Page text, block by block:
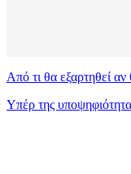
Από τι θα εξαρτηθεί
Υπέρ της